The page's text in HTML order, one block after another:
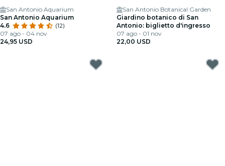
San Antonio Aquarium
San Antonio Aquarium
4.6
(12)
07 ago - 04 nov
24,95 USD
San Antonio Botanical Garden
Giardino botanico di San
Antonio: biglietto d'ingresso
07 ago - 01 nov
22,00 USD